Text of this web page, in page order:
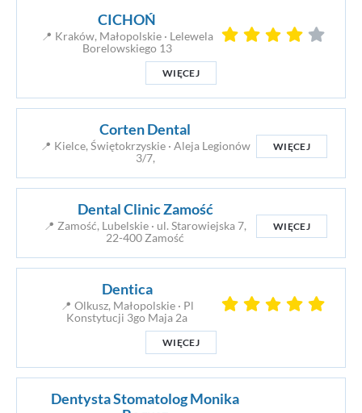
CICHOŃ
📍 Kraków, Małopolskie · Lelewela
Borelowskiego 13
WIĘCEJ
Corten Dental
📍 Kielce, Świętokrzyskie · Aleja Legionów
3/7,
WIĘCEJ
Dental Clinic Zamość
📍 Zamość, Lubelskie · ul. Starowiejska 7,
22-400 Zamość
WIĘCEJ
Dentica
📍 Olkusz, Małopolskie · Pl
Konstytucji 3go Maja 2a
WIĘCEJ
Dentysta Stomatolog Monika